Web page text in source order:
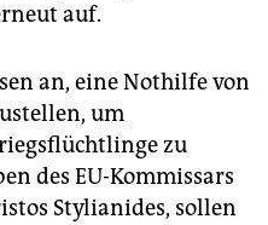
auf.
an, eine Nothilfe von
um
zu
des EU-Kommissars
Stylianides, sollen